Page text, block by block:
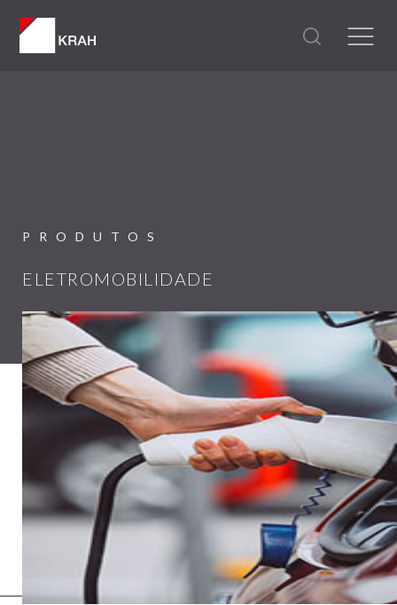
PRODUTOS
ELETROMOBILIDADE
A mobilidade elétrica valoriza os recursos energéticos menos
poluentes e, por isso, ganha força em todo o mundo. Como este
modelo envolve os meios elétricos e eletrônicos, seu funcionamento
e implantação precisa de resistores e outros equipamentos que a
Krah desenvolve e oferece. Afinal, o armazenamento, utilização,
controle e retenção da energia elétrica em veículos necessita de
qualidade e segurança para funcionar.